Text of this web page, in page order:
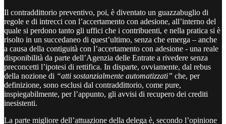
Il contraddittorio preventivo, poi, è diventato un guazzabuglio di
regole e di intrecci con l’accertamento con adesione, all’interno del
quale si perdono tanto gli uffici che i contribuenti, e nella pratica si è
risolto in un succedaneo di quest’ultimo, senza che emerga – anche
a causa della contiguità con l’accertamento con adesione - una reale
disponibilità da parte dell’Agenzia delle Entrate a rivedere senza
preconcetti l’ipotesi di rettifica. In disparte, ovviamente, dal rebus
della nozione di “atti sostanzialmente automatizzati” che, per
definizione, sono esclusi dal contraddittorio, come pure,
inspiegabilmente, per l’appunto, gli avvisi di recupero dei crediti
inesistenti.
La parte migliore dell’attuazione della delega è, secondo l’opinione